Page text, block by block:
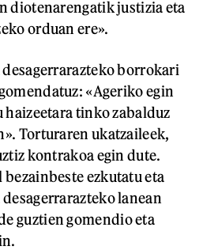
diotenarengatik justizia eta
orduan ere».
borrokari
«Ageriko egin
haizeetara tinko zabalduz
Torturaren ukatzaileek,
kontrakoa egin dute.
ezkutatu eta
lanean
guztien gomendio eta